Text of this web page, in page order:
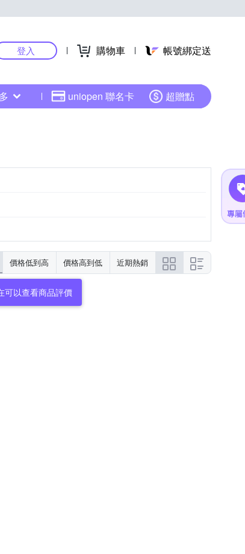
登入 購物車 帳號綁定送
uniopen 聯名卡 超贈點
價格低到高 價格高到低 近期熱銷
可以查看商品評價